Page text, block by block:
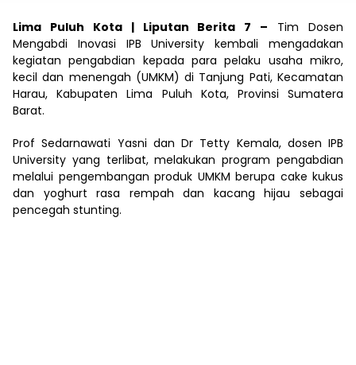
Lima Puluh Kota | Liputan Berita 7 – Tim Dosen
Mengabdi Inovasi IPB University kembali mengadakan
kegiatan pengabdian kepada para pelaku usaha mikro,
kecil dan menengah (UMKM) di Tanjung Pati, Kecamatan
Harau, Kabupaten Lima Puluh Kota, Provinsi Sumatera
Barat.
Prof Sedarnawati Yasni dan Dr Tetty Kemala, dosen IPB
University yang terlibat, melakukan program pengabdian
melalui pengembangan produk UMKM berupa cake kukus
dan yoghurt rasa rempah dan kacang hijau sebagai
pencegah stunting.